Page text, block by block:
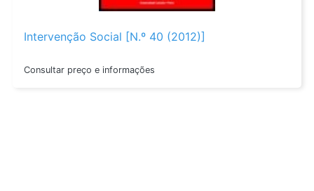
Intervenção Social [N.º 40 (2012)]
Consultar preço e informações